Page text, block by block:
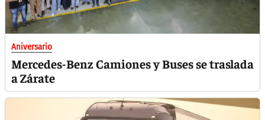
Aniversario
Mercedes-Benz Camiones y Buses se traslada
a Zárate